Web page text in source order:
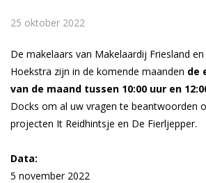
25 oktober 2022
De makelaars van Makelaardij Friesland
Hoekstra zijn in de komende maanden de
van de maand tussen 10:00 uur en
Docks om al uw vragen te beantwoorden
projecten It Reidhintsje en De Fierljepper.
Data:
5 november 2022